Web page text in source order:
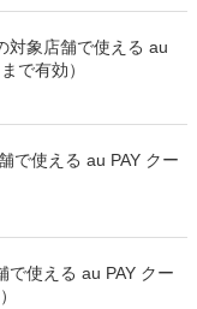
対象店舗で使える au
で有効）
で使える au PAY クー
で使える au PAY クー